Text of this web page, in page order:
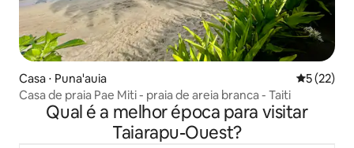
Casa ⋅ Puna'auia 5 de uma
5 (22)
Casa de praia Pae Miti - praia de areia branca - Taiti
Qual é a melhor época para visitar
Taiarapu-Ouest?